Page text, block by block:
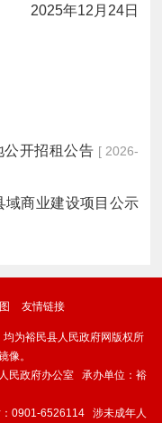
12月24日
公开招租公告 [ 2026-
域商业建设项目公示
友情链接
为裕民县人民政府网版权所
像。
民政府办公室 承办单位：裕
0901-6526114 涉未成年人